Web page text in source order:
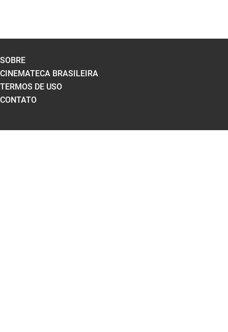
SOBRE
CINEMATECA BRASILEIRA
TERMOS DE USO
CONTATO